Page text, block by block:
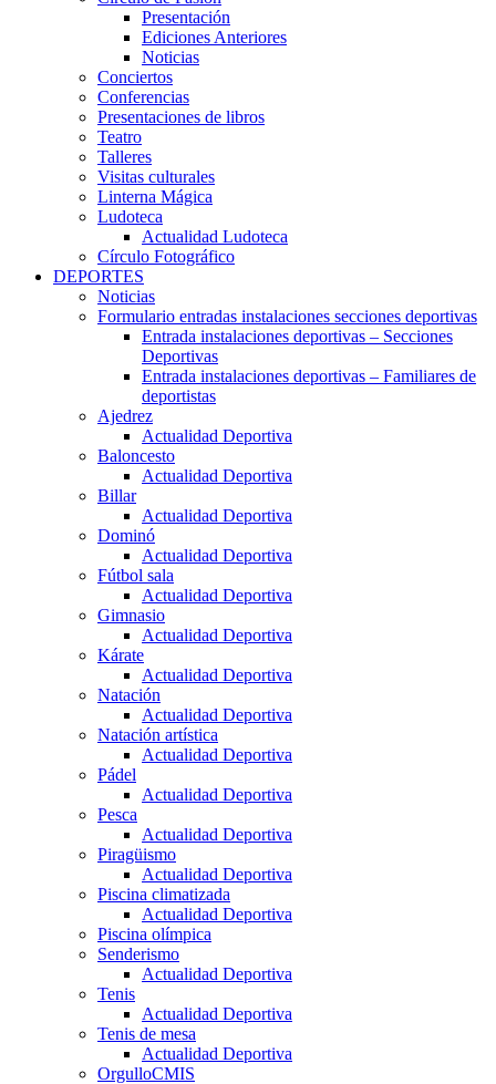
Presentación
Ediciones Anteriores
Noticias
Conciertos
Conferencias
Presentaciones de libros
Teatro
Talleres
Visitas culturales
Linterna Mágica
Ludoteca
Actualidad Ludoteca
Círculo Fotográfico
DEPORTES
Noticias
Formulario entradas instalaciones secciones deportivas
Entrada instalaciones deportivas – Secciones
Deportivas
Entrada instalaciones deportivas – Familiares de
deportistas
Ajedrez
Actualidad Deportiva
Baloncesto
Actualidad Deportiva
Billar
Actualidad Deportiva
Dominó
Actualidad Deportiva
Fútbol sala
Actualidad Deportiva
Gimnasio
Actualidad Deportiva
Kárate
Actualidad Deportiva
Natación
Actualidad Deportiva
Natación artística
Actualidad Deportiva
Pádel
Actualidad Deportiva
Pesca
Actualidad Deportiva
Piragüismo
Actualidad Deportiva
Piscina climatizada
Actualidad Deportiva
Piscina olímpica
Senderismo
Actualidad Deportiva
Tenis
Actualidad Deportiva
Tenis de mesa
Actualidad Deportiva
OrgulloCMIS